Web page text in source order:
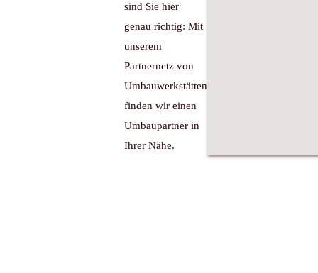
sind Sie hier
genau richtig: Mit
unserem
Partnernetz von
Umbauwerkstätten
finden wir einen
Umbaupartner in
Ihrer Nähe.